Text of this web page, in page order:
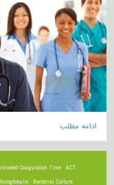
ادامه مطلب
ACT
Coagulation Time
Bacterial Culture